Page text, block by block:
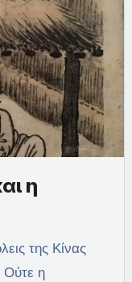
η
Ούτε η